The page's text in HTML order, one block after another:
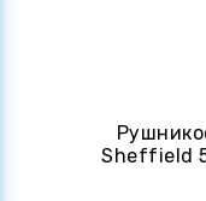
Sheffield